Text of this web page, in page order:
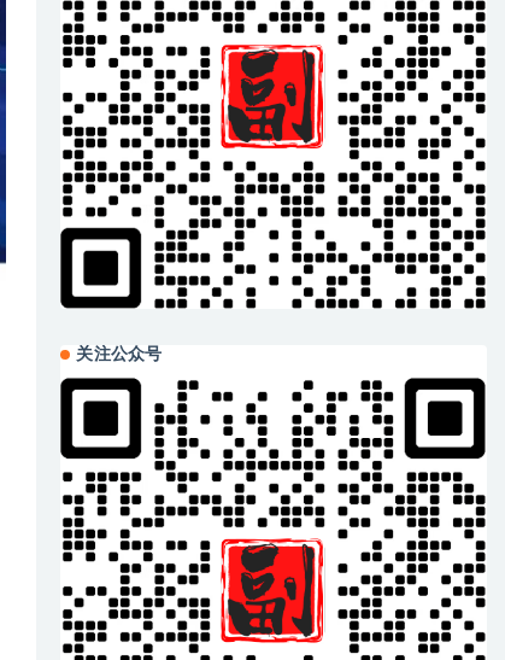
关注公众号